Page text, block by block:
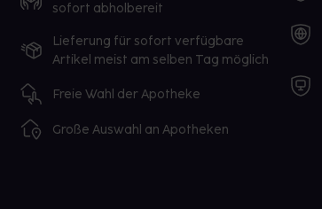
sofort abholbereit
Lieferung für sofort verfügbare
Artikel meist am selben Tag möglich
Freie Wahl der Apotheke
Große Auswahl an Apotheken